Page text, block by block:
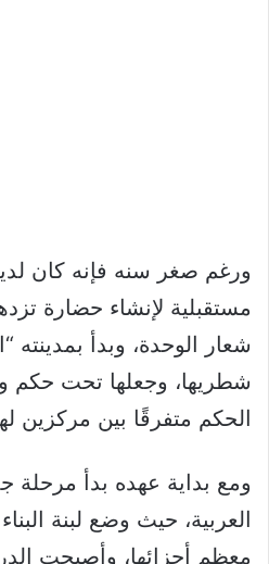
ورغم صغر سنه فإنه كان
مستقبلية لإنشاء حضارة
شعار الوحدة، وبدأ بمدينته
شطريها، وجعلها تحت حكم
الحكم متفرقًا بين مركزين
ومع بداية عهده بدأ مرحلة
العربية، حيث وضع لبنة
معظم أجزائها، وأصبحت